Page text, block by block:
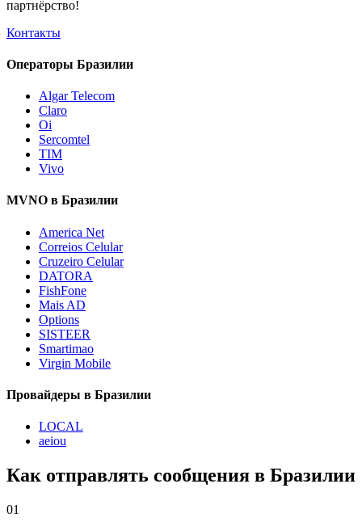
партнёрство!
Контакты
Операторы Бразилии
Algar Telecom
Claro
Oi
Sercomtel
TIM
Vivo
MVNO в Бразилии
America Net
Correios Celular
Cruzeiro Celular
DATORA
FishFone
Mais AD
Options
SISTEER
Smartimao
Virgin Mobile
Провайдеры в Бразилии
LOCAL
aeiou
Как отправлять сообщения в Бразилии
01